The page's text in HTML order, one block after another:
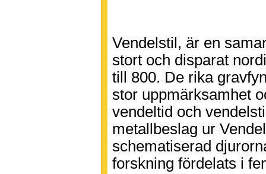
Vendelstil, är en
stort och disparat
till 800. De rika
stor uppmärksamhet
vendeltid och
metallbeslag ur
schematiserad
forskning fördelats i